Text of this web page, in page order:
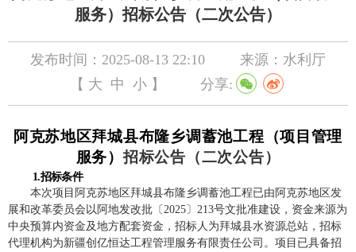
服务）招标公告（二次公告）
发布时间：2025-08-13 22:10
来源：水利厅
【 大 中 小 】 分享:
阿克苏地区拜城县布隆乡调蓄池工程（项目管理
服务）招标公告 （二次公告）
1.招标条件
本次项目阿克苏地区拜城县布隆乡调蓄池工程已由阿克苏地区发
展和改革委员会以阿地发改批〔2025〕213号文批准建设，资金来源为
中央预算内资金及地方配套资金，招标人为拜城县水资源总站，招标
代理机构为新疆创亿恒达工程管理服务有限责任公司。项目已具备招